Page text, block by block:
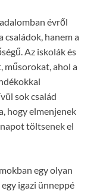
évről
családok, hanem a
Az iskolák és
műsorokat, ahol a
sok család
hogy elmenjenek
töltsenek el
egy olyan
igazi ünneppé